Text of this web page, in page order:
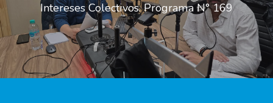
Intereses Colectivos. Programa N° 169